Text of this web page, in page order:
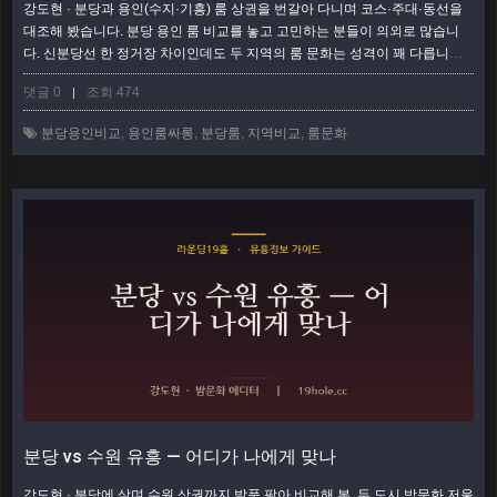
강도현 · 분당과 용인(수지·기흥) 룸 상권을 번갈아 다니며 코스·주대·동선을
대조해 봤습니다. 분당 용인 룸 비교를 놓고 고민하는 분들이 의외로 많습니
다. 신분당선 한 정거장 차이인데도 두 지역의 룸 문화는 성격이 꽤 다릅니다.
분당은 정자·서현을 축으로 코스가 표준화돼 있고, 용인은 수지·기흥·죽전으
로 상권이 흩어지면서 가성비와 편안함이 강점입니다. 어느 쪽이 낫다기보다,
정리했습니다. 한눈에 보는 분당 vs 용인 룸 비교표 항목분당(정자·서현)용인
댓글 0 | 조회 474
분당용인비교, 용인룸싸롱, 분당룸, 지역비교, 룸문화
분당 vs 수원 유흥 — 어디가 나에게 맞나